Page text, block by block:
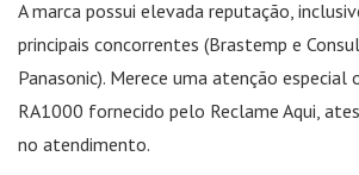
A marca possui elevada reputação,
principais concorrentes (Brastemp e
Panasonic). Merece uma atenção especial
RA1000 fornecido pelo Reclame Aqui,
no atendimento.